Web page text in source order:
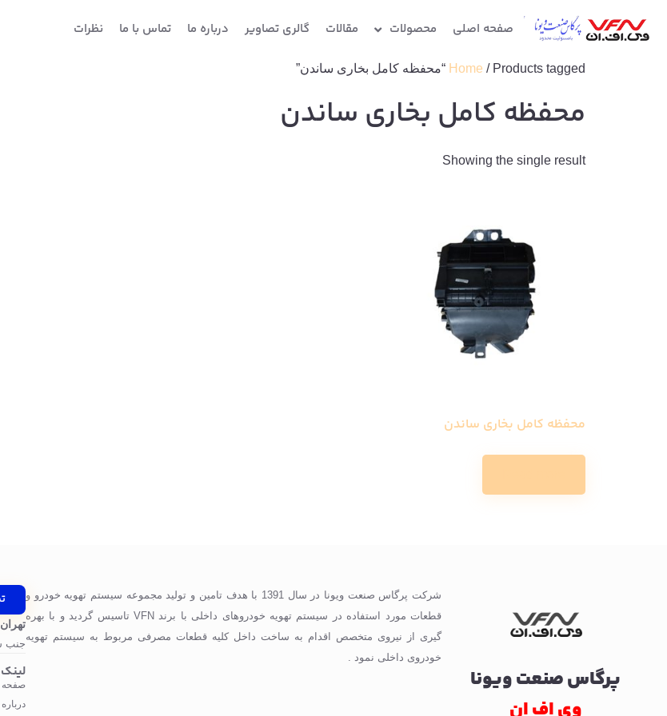
صفحه اصلی محصولات مقالات گالری تصاویر درباره ما تماس با ما نظرات
Home / Products tagged “محفظه کامل بخاری ساندن”
محفظه کامل بخاری ساندن
Showing the single result
محفظه کامل بخاری ساندن
پرگاس صنعت ویونا
شرکت پرگاس صنعت ویونا در سال 1391 با هدف تامین و تولید مجموعه سیستم تهویه خودرو و
قطعات مورد استفاده در سیستم تهویه خودروهای داخلی با برند VFN تاسیس گردید و با بهره
گیری از نیروی متخصص اقدام به ساخت داخل کلیه قطعات مصرفی مربوط به سیستم تهویه
خودروی داخلی نمود .
جنب
صفحه
درباره